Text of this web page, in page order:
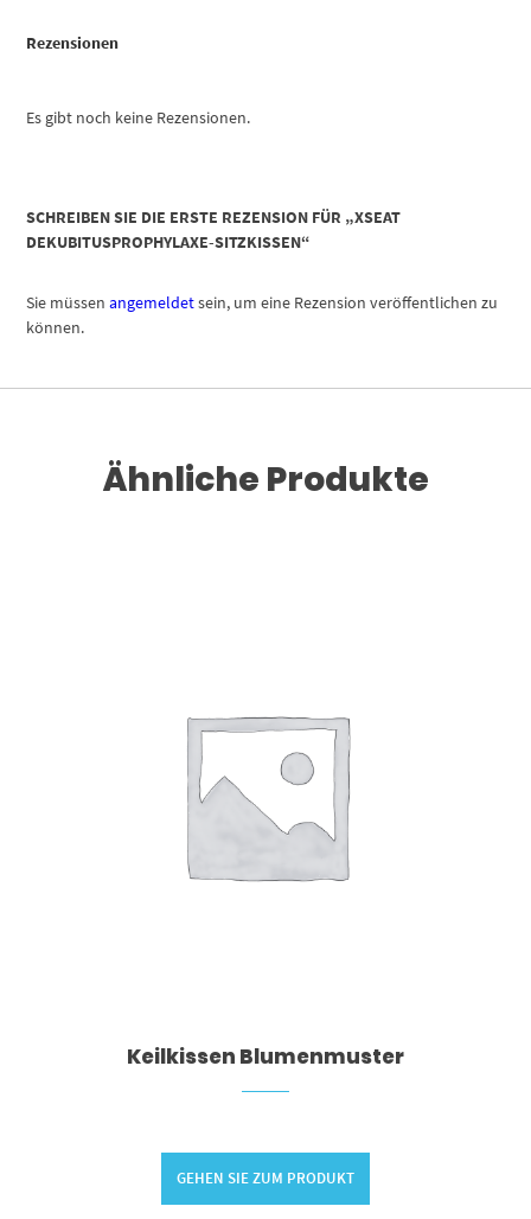
Rezensionen
Es gibt noch keine Rezensionen.
SCHREIBEN SIE DIE ERSTE REZENSION FÜR „XSEAT
DEKUBITUSPROPHYLAXE-SITZKISSEN“
Sie müssenangemeldetsein, um eine Rezension veröffentlichen zu
können.
Ähnliche Produkte
Keilkissen Blumenmuster
GEHEN SIE ZUM PRODUKT